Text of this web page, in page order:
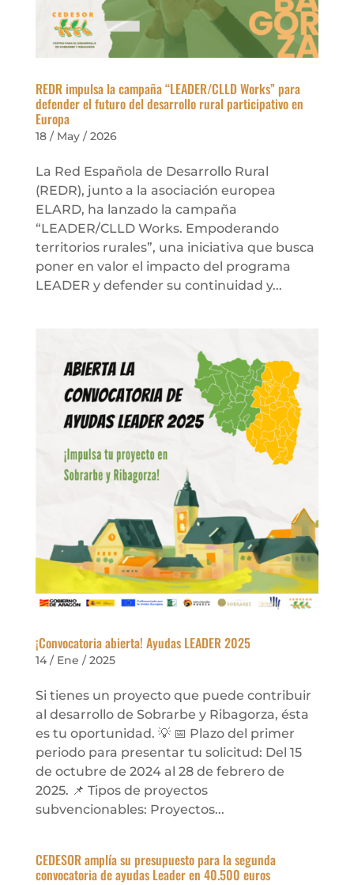
REDR impulsa la campaña “LEADER/CLLD Works” para
defender el futuro del desarrollo rural participativo en
Europa
18 / May / 2026
La Red Española de Desarrollo Rural
(REDR), junto a la asociación europea
ELARD, ha lanzado la campaña
“LEADER/CLLD Works. Empoderando
territorios rurales”, una iniciativa que busca
poner en valor el impacto del programa
LEADER y defender su continuidad y...
¡Convocatoria abierta! Ayudas LEADER 2025
14 / Ene / 2025
Si tienes un proyecto que puede contribuir
al desarrollo de Sobrarbe y Ribagorza, ésta
es tu oportunidad. 💡 📅 Plazo del primer
periodo para presentar tu solicitud: Del 15
de octubre de 2024 al 28 de febrero de
2025. 📌 Tipos de proyectos
subvencionables: Proyectos...
CEDESOR amplía su presupuesto para la segunda
convocatoria de ayudas Leader en 40.500 euros